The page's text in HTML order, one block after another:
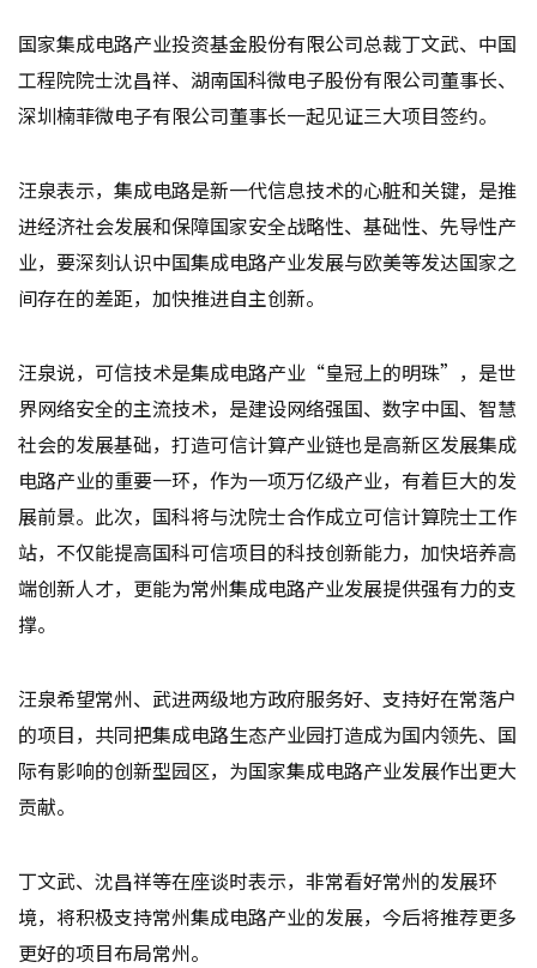
国家集成电路产业投资基金股份有限公司总裁丁文武、中国
工程院院士沈昌祥、湖南国科微电子股份有限公司董事长、
深圳楠菲微电子有限公司董事长一起见证三大项目签约。
汪泉表示，集成电路是新一代信息技术的心脏和关键，是推
进经济社会发展和保障国家安全战略性、基础性、先导性产
业，要深刻认识中国集成电路产业发展与欧美等发达国家之
间存在的差距，加快推进自主创新。
汪泉说，可信技术是集成电路产业“皇冠上的明珠”，是世
界网络安全的主流技术，是建设网络强国、数字中国、智慧
社会的发展基础，打造可信计算产业链也是高新区发展集成
电路产业的重要一环，作为一项万亿级产业，有着巨大的发
展前景。此次，国科将与沈院士合作成立可信计算院士工作
站，不仅能提高国科可信项目的科技创新能力，加快培养高
端创新人才，更能为常州集成电路产业发展提供强有力的支
撑。
汪泉希望常州、武进两级地方政府服务好、支持好在常落户
的项目，共同把集成电路生态产业园打造成为国内领先、国
际有影响的创新型园区，为国家集成电路产业发展作出更大
贡献。
丁文武、沈昌祥等在座谈时表示，非常看好常州的发展环
境，将积极支持常州集成电路产业的发展，今后将推荐更多
更好的项目布局常州。